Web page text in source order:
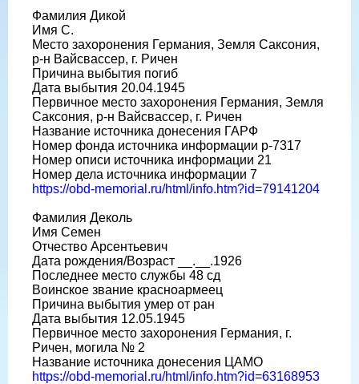
Фамилия Дикой
Имя С.
Место захоронения Германия, Земля Саксония,
р-н Вайсвассер, г. Ричен
Причина выбытия погиб
Дата выбытия 20.04.1945
Первичное место захоронения Германия, Земля
Саксония, р-н Вайсвассер, г. Ричен
Название источника донесения ГАРФ
Номер фонда источника информации р-7317
Номер описи источника информации 21
Номер дела источника информации 7
https://obd-memorial.ru/html/info.htm?id=79141204
Фамилия Деколь
Имя Семен
Отчество Арсентьевич
Дата рождения/Возраст __.__.1926
Последнее место службы 48 сд
Воинское звание красноармеец
Причина выбытия умер от ран
Дата выбытия 12.05.1945
Первичное место захоронения Германия, г.
Ричен, могила № 2
Название источника донесения ЦАМО
https://obd-memorial.ru/html/info.htm?id=63168953